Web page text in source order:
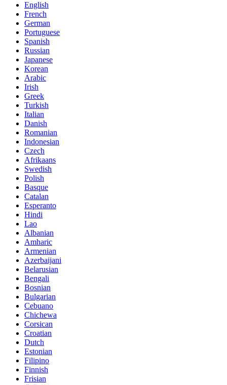
English
French
German
Portuguese
Spanish
Russian
Japanese
Korean
Arabic
Irish
Greek
Turkish
Italian
Danish
Romanian
Indonesian
Czech
Afrikaans
Swedish
Polish
Basque
Catalan
Esperanto
Hindi
Lao
Albanian
Amharic
Armenian
Azerbaijani
Belarusian
Bengali
Bosnian
Bulgarian
Cebuano
Chichewa
Corsican
Croatian
Dutch
Estonian
Filipino
Finnish
Frisian